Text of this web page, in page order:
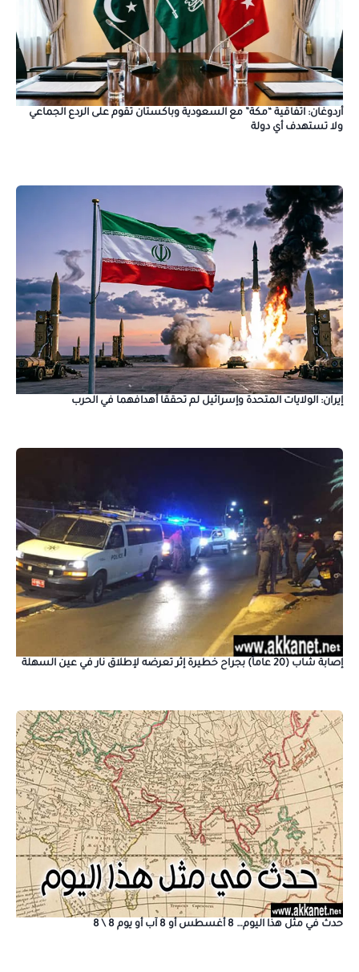
أردوغان: اتفاقية “مكة” مع السعودية وباكستان تقوم على الردع الجماعي
ولا تستهدف أي دولة
إيران: الولايات المتحدة وإسرائيل لم تحققا أهدافهما في الحرب
إصابة شاب (20 عاماً) بجراح خطيرة إثر تعرضه لإطلاق نار في عين السهلة
حدث في مثل هذا اليوم… 8 أغسطس أو 8 آب أو يوم 8 \ 8